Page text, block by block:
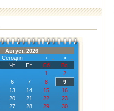
Август, 2026
Сегодня ›
»
Чт Пт Сб
Вс
1
2
6 7 8
9
13 14 15
16
20 21 22
23
27 28 29
30